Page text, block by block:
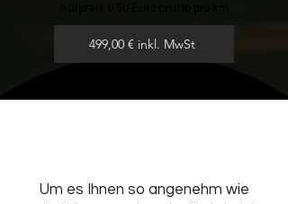
499,00 € inkl. MwSt
Um es Ihnen so angenehm wie